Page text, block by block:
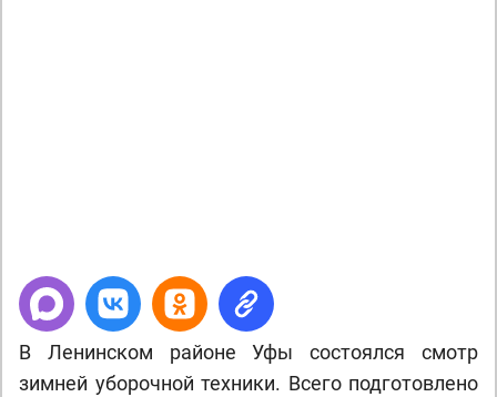
В Ленинском районе Уфы состоялся смотр
зимней уборочной техники. Всего подготовлено